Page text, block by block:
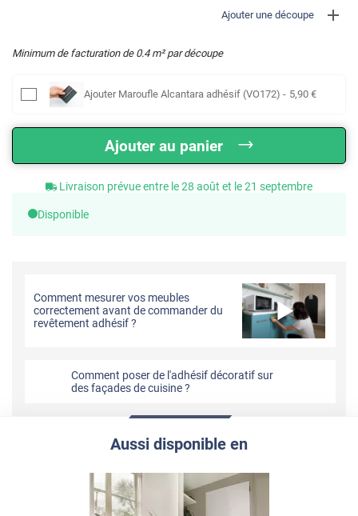
Ajouter une découpe
Minimum de facturation de 0.4m² par découpe
Ajouter Maroufle Alcantara adhésif (VO172) - 5,90 €
Ajouter au panier
Livraison prévue entre le 28 août et le 21 septembre
Disponible
Comment mesurer vos meubles
correctement avant de commander du
revêtement adhésif ?
Comment poser de l'adhésif décoratif sur
des façades de cuisine ?
Aussi disponible en